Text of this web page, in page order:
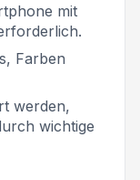
mit
Farben
werden,
wichtige